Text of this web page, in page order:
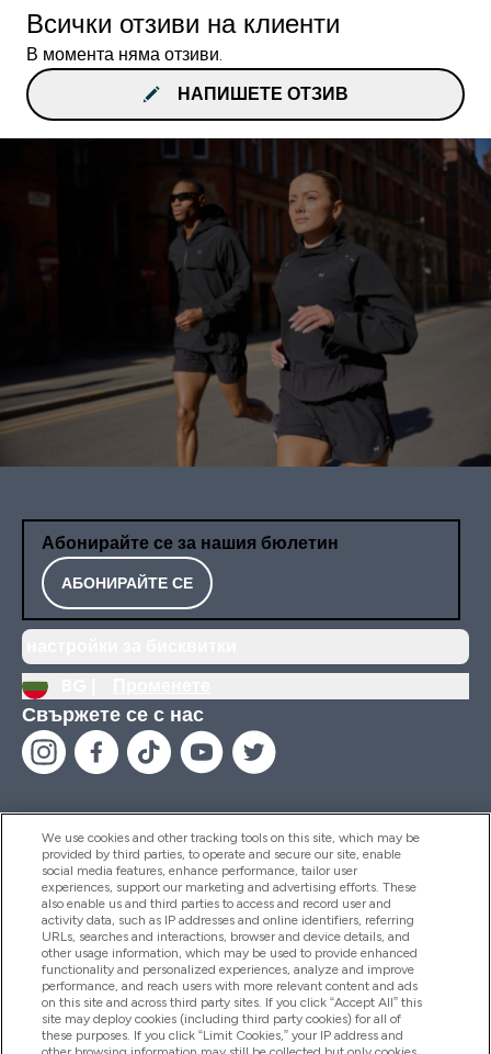
Всички отзиви на клиенти
В момента няма отзиви.
НАПИШЕТЕ ОТЗИВ
Абонирайте се за нашия бюлетин
АБОНИРАЙТЕ СЕ
Свържете се с нас
Помощ И Информация
Продукти
Информация За Компанията
We use cookies and other tracking tools on this site, which may be
provided by third parties, to operate and secure our site, enable
social media features, enhance performance, tailor user
experiences, support our marketing and advertising efforts. These
also enable us and third parties to access and record user and
activity data, such as IP addresses and online identifiers, referring
URLs, searches and interactions, browser and device details, and
other usage information, which may be used to provide enhanced
functionality and personalized experiences, analyze and improve
performance, and reach users with more relevant content and ads
on this site and across third party sites. If you click “Accept All” this
site may deploy cookies (including third party cookies) for all of
these purposes. If you click “Limit Cookies,” your IP address and